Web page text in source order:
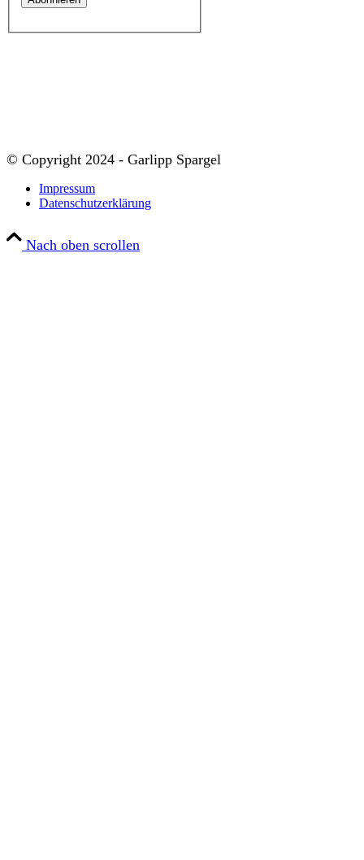
© Copyright 2024 - Garlipp Spargel
Impressum
Datenschutzerklärung
Nach oben scrollen